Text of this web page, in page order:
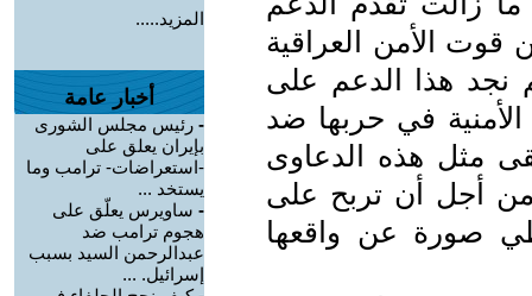
الأمن العراقية
نجد هذا الدعم على
في حربها ضد
مثل هذه الدعاوى
أجل أن تربح على
صورة عن واقعها
المزيد.....
أخبار عامة
- رئيس مجلس الشورى
بإيران يعلق على
-استعراضات- ترامب وما
يستخد ...
- ساويرس يعلّق على
هجوم ترامب ضد
عبدالرحمن السيد بسبب
إسرائيل. ...